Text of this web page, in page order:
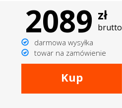
2089 zł
brutto
darmowa wysyłka
towar na zamówienie
Kup